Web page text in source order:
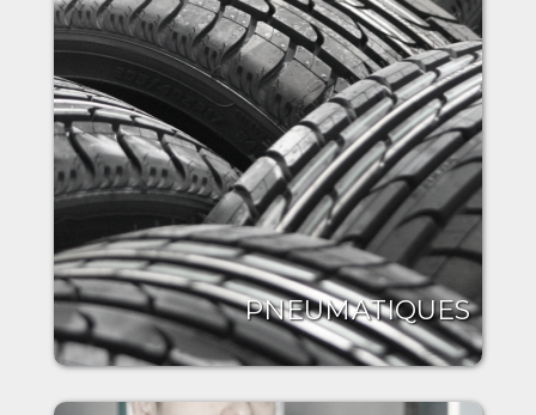
PNEUMATIQUES